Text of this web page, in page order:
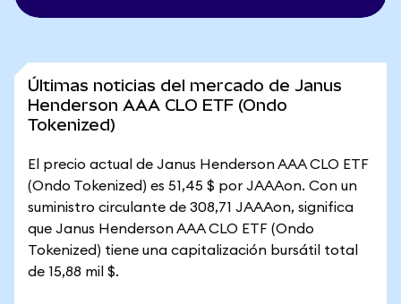
Últimas noticias del mercado de Janus
Henderson AAA CLO ETF (Ondo
Tokenized)
El precio actual de Janus Henderson AAA CLO ETF
(Ondo Tokenized) es 51,45 $ por JAAAon. Con un
suministro circulante de 308,71 JAAAon, significa
que Janus Henderson AAA CLO ETF (Ondo
Tokenized) tiene una capitalización bursátil total
de 15,88 mil $.